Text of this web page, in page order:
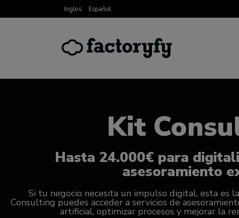
Ingles Español
Kit
Hasta 24.000€ para
asesoramiento
Si tu negocio necesita un impulso digital, esta es
Consulting puedes acceder a servicios de
artificial, optimizar procesos y mejorar la